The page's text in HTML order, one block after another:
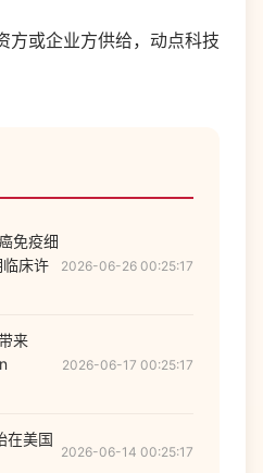
方或企业方供给，动点科技
免疫细
临床许
2026-06-26 00:25:17
来
2026-06-17 00:25:17
在美国
2026-06-14 00:25:17